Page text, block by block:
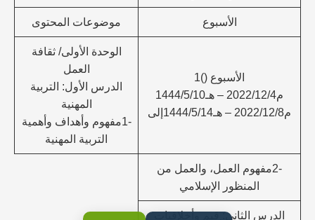
الأسبوع موضوعات المحتوى
الأسبوع ()1
م2022/12/4 – هـ1444/5/10
م2022/12/8 – هـ1444/5/14إلى
الوحدة الأولى/ ثقافة
العمل
الدرس الأول: التربية
المهنية
-1مفهوم وأهداف وأهمية
التربية المهنية
-2مفهوم العمل، والعمل من
المنظور الإسلامي
الدرس الثاني: قيم وأخلاقيات